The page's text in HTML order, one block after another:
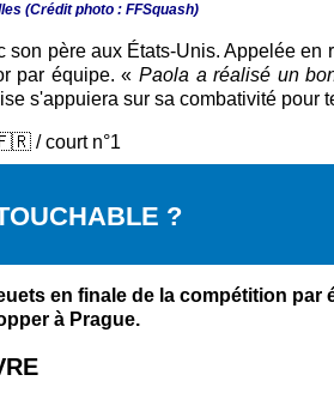
(Crédit photo : FFSquash)
père aux États-Unis. Appelée en
par équipe. « Paola a réalisé un
s'appuiera sur sa combativité pour
/ court n°1
?
en finale de la compétition
à Prague.